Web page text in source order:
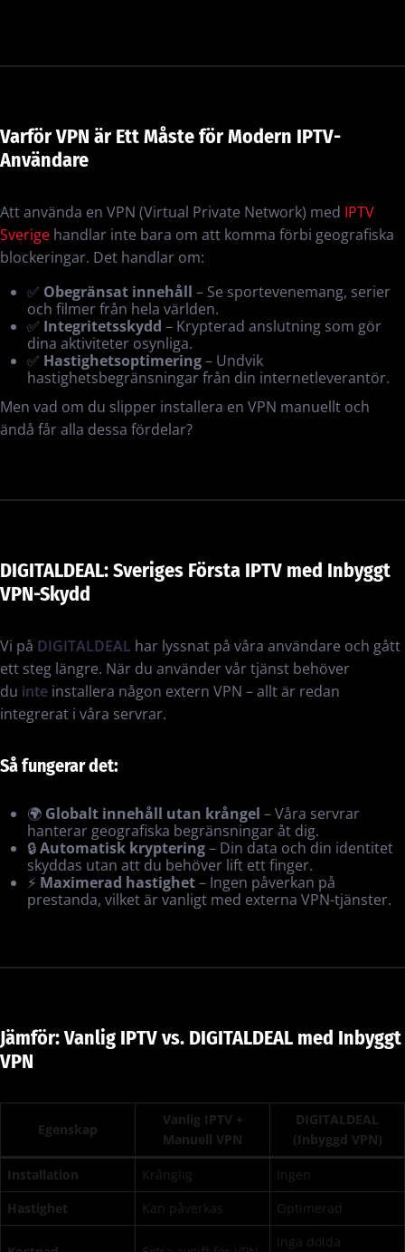
Varför VPN är Ett Måste för Modern IPTV-
Användare
Att använda en VPN (Virtual Private Network) med IPTV
Sverige handlar inte bara om att komma förbi geografiska
blockeringar. Det handlar om:
✅ Obegränsat innehåll – Se sportevenemang, serier
och filmer från hela världen.
✅ Integritetsskydd – Krypterad anslutning som gör
dina aktiviteter osynliga.
✅ Hastighetsoptimering– Undvik
hastighetsbegränsningar från din internetleverantör.
Men vad om du slipper installera en VPN manuellt och
ändå får alla dessa fördelar?
DIGITALDEAL: Sveriges Första IPTV med Inbyggt
VPN-Skydd
Vi på DIGITALDEAL har lyssnat på våra användare och gått
ett steg längre. När du använder vår tjänst behöver
du inte installera någon extern VPN – allt är redan
integrerat i våra servrar.
Så fungerar det:
🌍 Globalt innehåll utan krångel – Våra servrar
hanterar geografiska begränsningar åt dig.
🔒Automatisk kryptering– Din data och din identitet
skyddas utan att du behöver lift ett finger.
⚡ Maximerad hastighet– Ingen påverkan på
prestanda, vilket är vanligt med externa VPN-tjänster.
Jämför: Vanlig IPTV vs. DIGITALDEAL med Inbyggt
VPN
Egenskap
Vanlig IPTV +
Manuell VPN
DIGITALDEAL
(Inbyggd VPN)
Installation Krånglig
Ingen
Hastighet
Kan påverkas Optimerad
Inga dolda